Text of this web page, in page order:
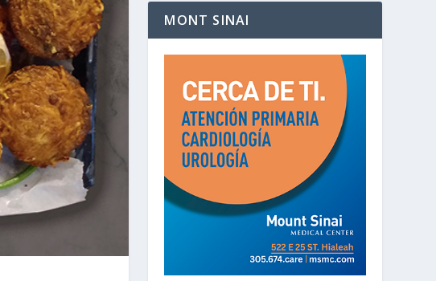
MONT SINAI